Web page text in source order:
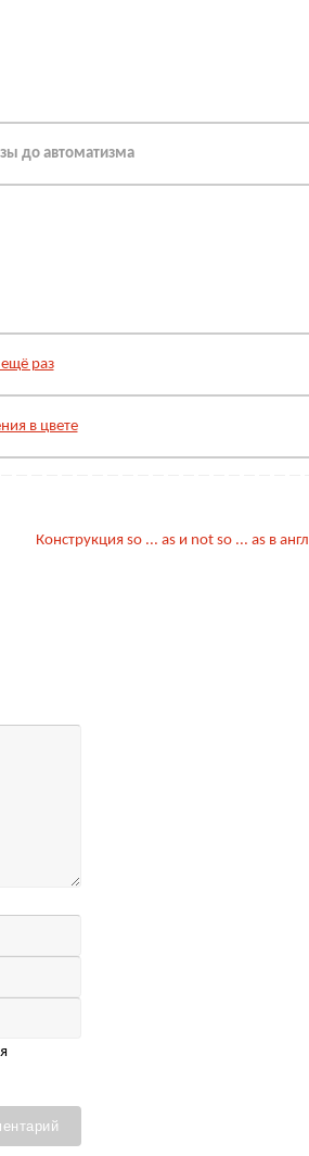
до автоматизма
раз
в цвете
Конструкция so ... as и not so ... as в